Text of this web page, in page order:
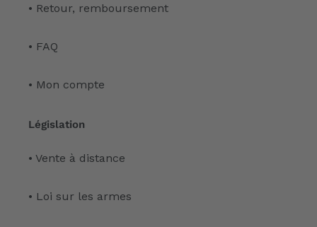
• Retour, remboursement
• FAQ
• Mon compte
Législation
• Vente à distance
• Loi sur les armes